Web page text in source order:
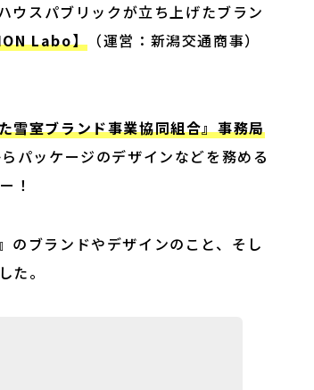
ウスパブリックが立ち上げたブラン
Labo】 （運営：新潟交通商事）
雪室ブランド事業協同組合』事務局
パッケージのデザインなどを務める
！
のブランドやデザインのこと、そし
た。